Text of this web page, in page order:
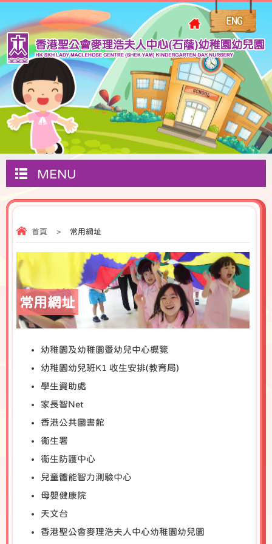
MENU
首頁 > 常用網址
常用網址
幼稚園及幼稚園暨幼兒中心概覽
幼稚園幼兒班K1 收生安排(教育局)
學生資助處
家長智Net
香港公共圖書館
衞生署
衞生防護中心
兒童體能智力測驗中心
母嬰健康院
天文台
香港聖公會麥理浩夫人中心幼稚園幼兒園